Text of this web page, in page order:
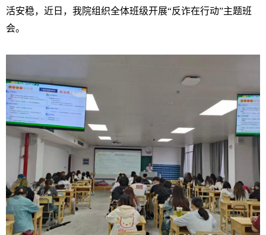
活安稳，近日，我院组织全体班级开展“反诈在行动”主题班
会。